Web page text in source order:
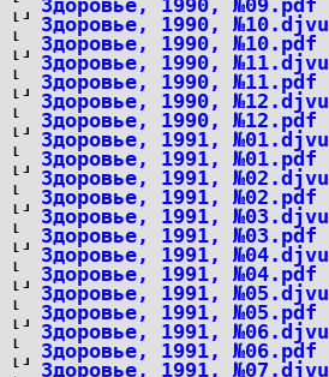
Здоровье, 1990, №09.pdf
Здоровье, 1990, №10.djvu
Здоровье, 1990, №10.pdf
Здоровье, 1990, №11.djvu
Здоровье, 1990, №11.pdf
Здоровье, 1990, №12.djvu
Здоровье, 1990, №12.pdf
Здоровье, 1991, №01.djvu
Здоровье, 1991, №01.pdf
Здоровье, 1991, №02.djvu
Здоровье, 1991, №02.pdf
Здоровье, 1991, №03.djvu
Здоровье, 1991, №03.pdf
Здоровье, 1991, №04.djvu
Здоровье, 1991, №04.pdf
Здоровье, 1991, №05.djvu
Здоровье, 1991, №05.pdf
Здоровье, 1991, №06.djvu
Здоровье, 1991, №06.pdf
Здоровье, 1991, №07.djvu